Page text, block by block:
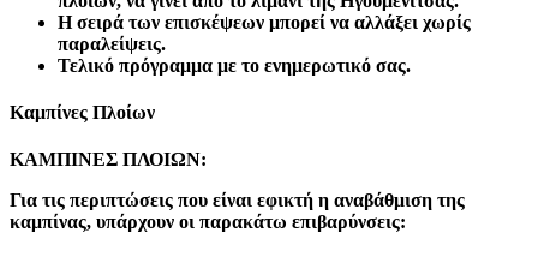
Η σειρά των επισκέψεων μπορεί να αλλάξει χωρίς
παραλείψεις.
Τελικό πρόγραμμα με το ενημερωτικό σας.
Καμπίνες Πλοίων
KAMΠΙΝΕΣ ΠΛΟΙΩΝ:
Για τις περιπτώσεις που είναι εφικτή η αναβάθμιση της
καμπίνας, υπάρχουν οι παρακάτω επιβαρύνσεις: